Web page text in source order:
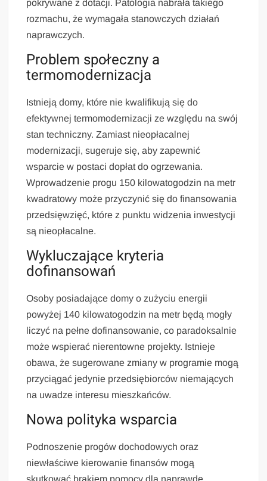
pokrywane z dotacji. Patologia nabrała takiego
rozmachu, że wymagała stanowczych działań
naprawczych.
Problem społeczny a
termomodernizacja
Istnieją domy, które nie kwalifikują się do
efektywnej termomodernizacji ze względu na swój
stan techniczny. Zamiast nieopłacalnej
modernizacji, sugeruje się, aby zapewnić
wsparcie w postaci dopłat do ogrzewania.
Wprowadzenie progu 150 kilowatogodzin na metr
kwadratowy może przyczynić się do finansowania
przedsięwzięć, które z punktu widzenia inwestycji
są nieopłacalne.
Wykluczające kryteria
dofinansowań
Osoby posiadające domy o zużyciu energii
powyżej 140 kilowatogodzin na metr będą mogły
liczyć na pełne dofinansowanie, co paradoksalnie
może wspierać nierentowne projekty. Istnieje
obawa, że sugerowane zmiany w programie mogą
przyciągać jedynie przedsiębiorców niemających
na uwadze interesu mieszkańców.
Nowa polityka wsparcia
Podnoszenie progów dochodowych oraz
niewłaściwe kierowanie finansów mogą
skutkować brakiem pomocy dla naprawdę